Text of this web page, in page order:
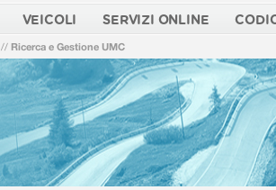
VEICOLI SERVIZI ONLINE
// Ricerca e Gestione UMC